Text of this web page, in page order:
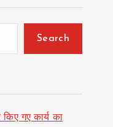
Search
किए गए कार्य का